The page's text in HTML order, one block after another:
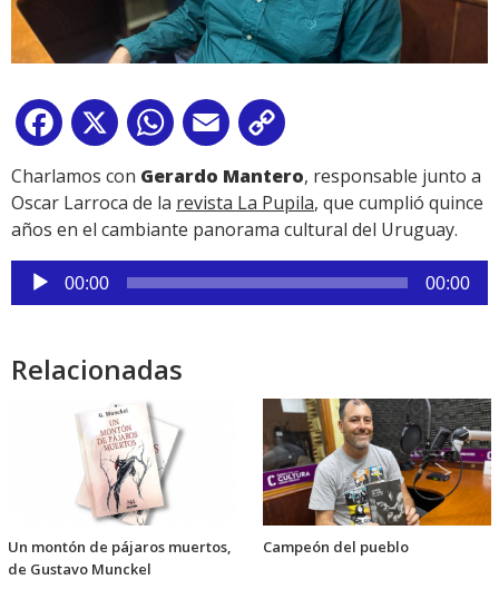
Facebook
X WhatsApp
Email
Link
Charlamos con Gerardo Mantero, responsable junto a
Oscar Larroca de la revista La Pupila, que cumplió quince
años en el cambiante panorama cultural del Uruguay.
Reproductor
de
00:00 00:00
Relacionadas
Un montón de pájaros muertos,
de Gustavo Munckel
Campeón del pueblo